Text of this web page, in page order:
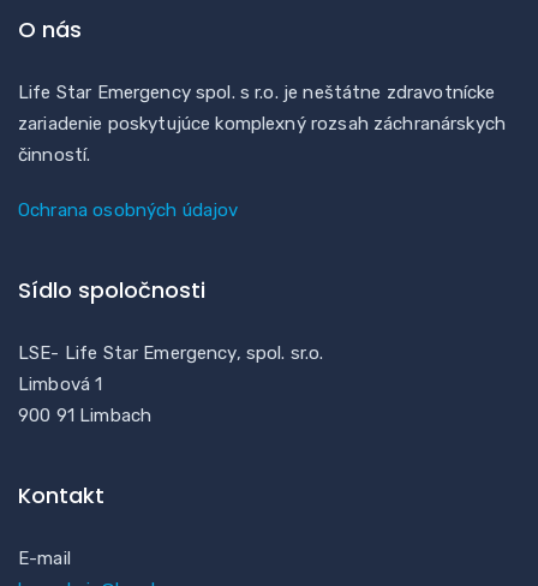
O nás
Life Star Emergency spol. s r.o. je neštátne zdravotnícke
zariadenie poskytujúce komplexný rozsah záchranárskych
činností.
Ochrana osobných údajov
Sídlo spoločnosti
LSE- Life Star Emergency, spol. sr.o.
Limbová 1
900 91 Limbach
Kontakt
E-mail